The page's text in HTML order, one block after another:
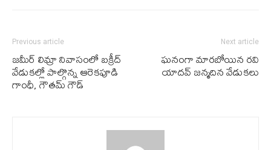
Previous article
జమీర్ లిమ్రా నివాసంలో బక్రీద్
వేడుకల్లో పాల్గొన్న ఆరెకపూడి
గాంధీ, గౌతమ్ గౌడ్
Next article
ఘ‌నంగా మారబోయిన రవి
యాదవ్ జన్మదిన వేడుక‌లు